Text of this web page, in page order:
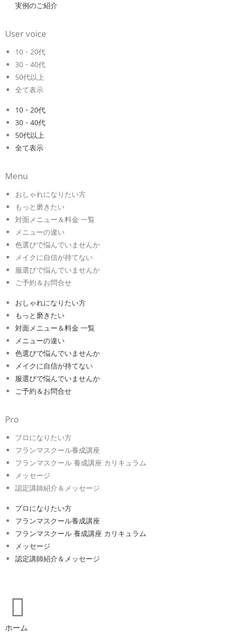
実例のご紹介
User voice
10・20代
30・40代
50代以上
全て表示
10・20代
30・40代
50代以上
全て表示
Menu
おしゃれになりたい方
もっと磨きたい
対面メニュー＆料金 一覧
メニューの違い
色選びで悩んでいませんか
メイクに自信が持てない
服選びで悩んでいませんか
ご予約＆お問合せ
おしゃれになりたい方
もっと磨きたい
対面メニュー＆料金 一覧
メニューの違い
色選びで悩んでいませんか
メイクに自信が持てない
服選びで悩んでいませんか
ご予約＆お問合せ
Pro
プロになりたい方
フランマスクール養成講座
フランマスクール 養成講座 カリキュラム
メッセージ
認定講師紹介＆メッセージ
プロになりたい方
フランマスクール養成講座
フランマスクール 養成講座 カリキュラム
メッセージ
認定講師紹介＆メッセージ
ホーム